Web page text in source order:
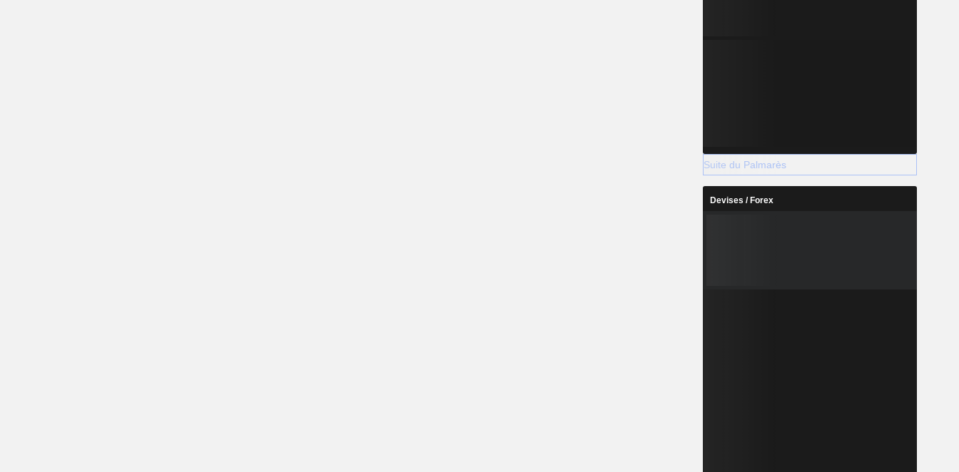
Suite du Palmarès
Devises / Forex